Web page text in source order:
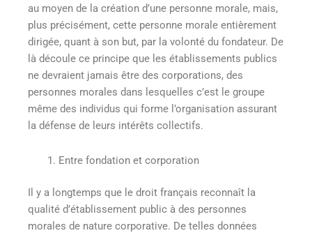
au moyen de la création d’une personne morale, mais,
plus précisément, cette personne morale entièrement
dirigée, quant à son but, par la volonté du fondateur. De
là découle ce principe que les établissements publics
ne devraient jamais être des corporations, des
personnes morales dans lesquelles c’est le groupe
même des individus qui forme l’organisation assurant
la défense de leurs intérêts collectifs.
Entre fondation et corporation
Il y a longtemps que le droit français reconnaît la
qualité d’établissement public à des personnes
morales de nature corporative. De telles données